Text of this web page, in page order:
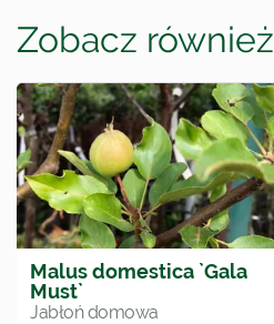
Zobacz również
Malus domestica `Gala
Must`
Jabłoń domowa